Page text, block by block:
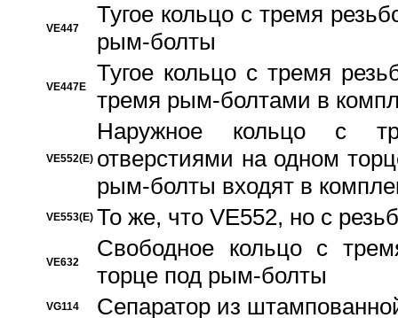
VE447
Тугое кольцо с тремя
рым-болты
VE447E
Тугое кольцо с тремя
тремя рым-болтами в
VE552(E)
Наружное кольцо с
отверстиями на одном
рым-болты входят в
VE553(E) То же, что VE552, но с
VE632
Свободное кольцо с
торце под рым-болты
VG114 Сепаратор из